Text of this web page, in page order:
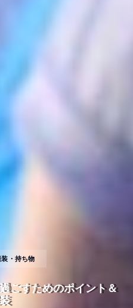
・持ち物
ごすためのポイント＆